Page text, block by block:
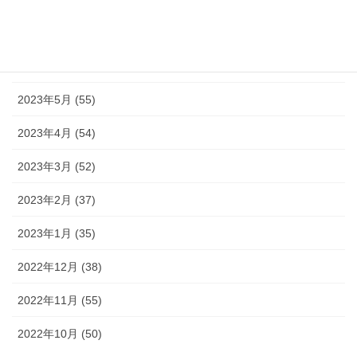
2023年5月 (55)
2023年4月 (54)
2023年3月 (52)
2023年2月 (37)
2023年1月 (35)
2022年12月 (38)
2022年11月 (55)
2022年10月 (50)